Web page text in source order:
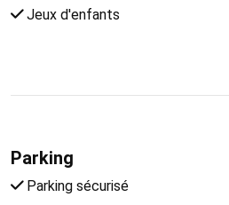
Jeux d'enfants
Parking
Parking sécurisé